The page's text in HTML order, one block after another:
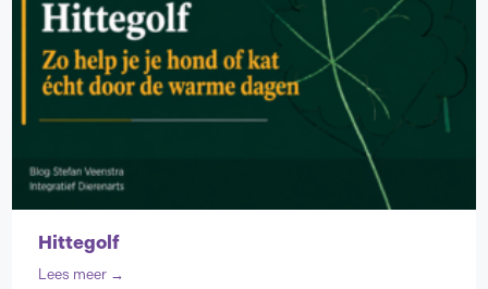
Hittegolf
Lees meer →